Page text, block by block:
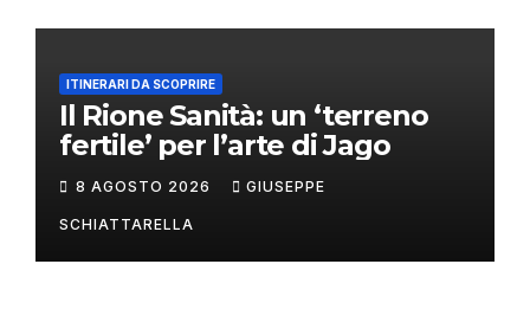
ITINERARI DA SCOPRIRE
Il Rione Sanità: un ‘terreno
fertile’ per l’arte di Jago
8 AGOSTO 2026 GIUSEPPE
SCHIATTARELLA